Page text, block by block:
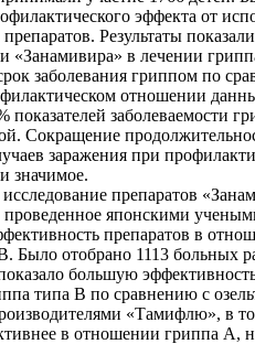
эффекта от
Результаты
«Занамивира» в лечении
заболевания гриппом по
отношении
показателей заболеваемости
Сокращение
заражения при
значимое.
препаратов
проведенное японскими
препаратов в
Было отобрано 1113 больных
большую
типа B по сравнению с
«Тамифлю», в
в отношении гриппа A,